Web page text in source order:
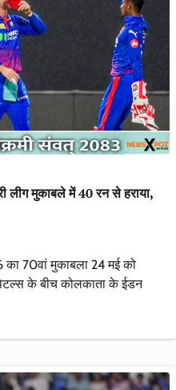
मुकाबले में 40 रन से हराया,
का 70वां मुकाबला 24 मई को
के बीच कोलकाता के ईडन